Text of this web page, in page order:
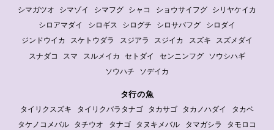
シマガツオ
シマゾイ シマフグ シャコ ショウサイフグ
シリヤケイカ
シロアマダイ
シロギス シログチ シロサバフグ
シロダイ
ジンドウイカ
スケトウダラ スジアラ スジイカ スズキ
スズメダイ
スナダコ
スマ スルメイカ セトダイ センニンフグ
ソウシハギ
ソウハチ
ソデイカ
タ行の魚
タイリクスズキ タイリクバラタナゴ タカサゴ タカノハダイ
タカベ
タケノコメバル
タチウオ タナゴ タヌキメバル タマガシラ
タモロコ